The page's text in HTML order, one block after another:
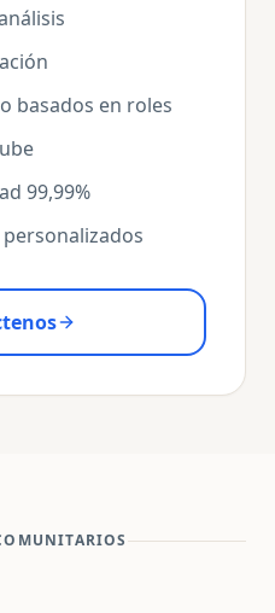
basados en roles
99,99%